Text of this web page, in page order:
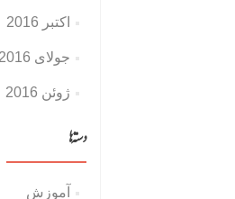
اکتبر 2016
جولای 2016
ژوئن 2016
دسته‌ها
آموزش